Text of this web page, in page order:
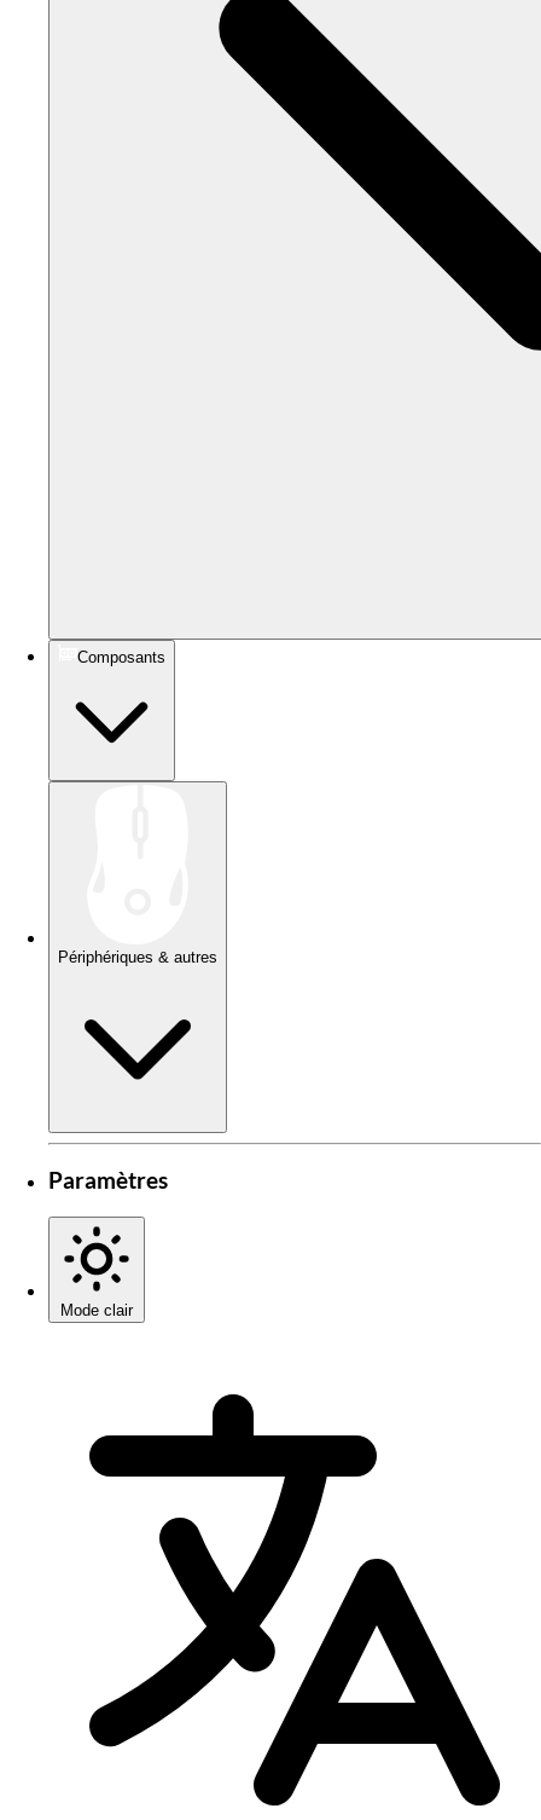
Composants
Périphériques & autres
Paramètres
Mode clair